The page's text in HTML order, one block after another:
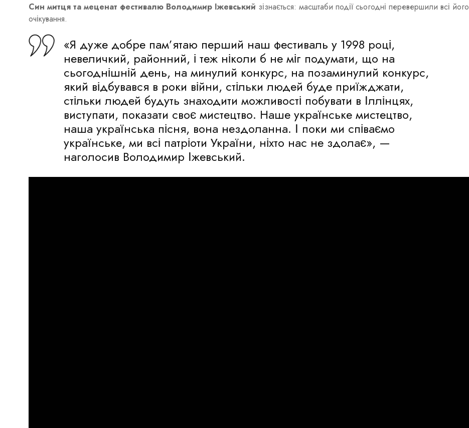
Син митця та меценат фестивалю Володимир Іжевський зізнається: масштаби події сьогодні перевершили всі його
очікування.
«Я дуже добре пам’ятаю перший наш фестиваль у 1998 році,
невеличкий, районний, і теж ніколи б не міг подумати, що на
сьогоднішній день, на минулий конкурс, на позаминулий конкурс,
який відбувався в роки війни, стільки людей буде приїжджати,
стільки людей будуть знаходити можливості побувати в Іллінцях,
виступати, показати своє мистецтво. Наше українське мистецтво,
наша українська пісня, вона нездоланна. І поки ми співаємо
українське, ми всі патріоти України, ніхто нас не здолає», —
наголосив Володимир Іжевський.